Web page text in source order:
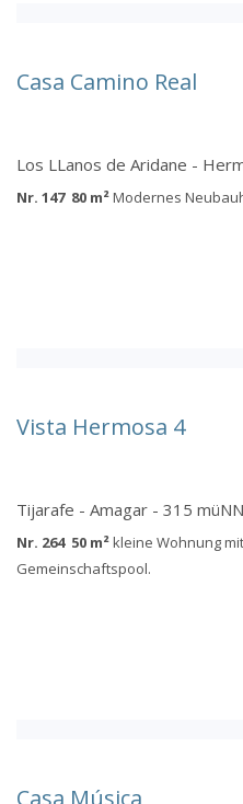
Casa Camino Real
Los LLanos de Aridane -
Nr. 147 80 m²Modernes
Vista Hermosa 4
Tijarafe - Amagar - 315 müNN
Nr. 264 50 m²kleine Wohnung
Gemeinschaftspool.
Casa Música